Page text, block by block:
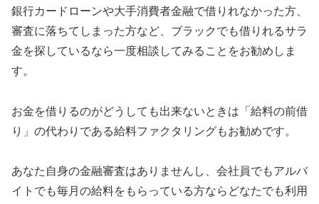
銀行カードローンや大手消費者金融で借りれなかった方、
審査に落ちてしまった方など、ブラックでも借りれるサラ
金を探しているなら一度相談してみることをお勧めしま
す。
お金を借りるのがどうしても出来ないときは「給料の前借
り」の代わりである給料ファクタリングもお勧めです。
あなた自身の金融審査はありませんし、会社員でもアルバ
イトでも毎月の給料をもらっている方ならどなたでも利用